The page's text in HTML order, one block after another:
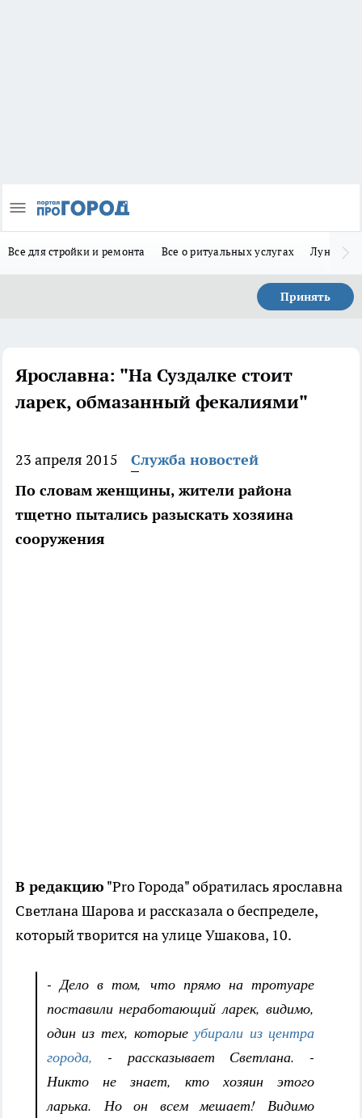
Все для стройки и ремонта Все о ритуальных услугах Лунно-
Принять
Ярославна: "На Суздалке стоит
ларек, обмазанный фекалиями"
23 апреля 2015
Служба новостей
По словам женщины, жители района
тщетно пытались разыскать хозяина
сооружения
В редакцию "Pro Города" обратилась ярославна
Светлана Шарова и рассказала о беспределе,
который творится на улице Ушакова, 10.
- Дело в том, что прямо на тротуаре
поставили неработающий ларек, видимо,
один из тех, которыеубирали из центра
города, - рассказывает Светлана. -
Никто не знает, кто хозяин этого
ларька. Но он всем мешает! Видимо